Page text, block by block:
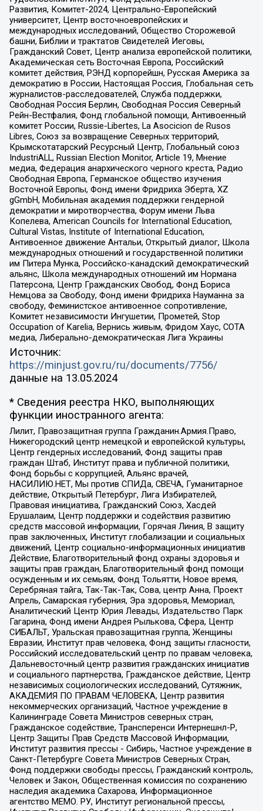
Развития, Комитет-2024, Центрально-Европейский
университет, Центр восточноевропейских и
международных исследований, Общество Сторожевой
башни, Библии и трактатов Свидетелей Иеговы,
Гражданский Совет, Центр анализа европейской политики,
Академическая сеть Восточная Европа, Российский
комитет действия, РЭНД корпорейшн, Русская Америка за
демократию в России, Настоящая Россия, Глобальная сеть
журналистов-расследователей, Служба поддержки,
Свободная Россия Берлин, Свободная Россия Северный
Рейн-Вестфалия, Фонд глобальной помощи, Антивоенный
комитет России, Russie-Libertes, La Asocicion de Rusos
Libres, Союз за возвращение Северных территорий,
Крымскотатарский Ресурсный Центр, Глобальный союз
IndustriALL, Russian Election Monitor, Article 19, Мнение
медиа, Федерация анархического черного креста, Радио
Свободная Европа, Германское общество изучения
Восточной Европы, Фонд имени Фридриха Эберта, XZ
gGmbH, Мобильная академия поддержки гендерной
демократии и миротворчества, Форум имени Льва
Копелева, American Councils for International Education,
Cultural Vistas, Institute of International Education,
Антивоенное движение Антальи, Открытый диалог, Школа
международных отношений и государственной политики
им Питера Мунка, Российско-канадский демократический
альянс, Школа международных отношений им Нормана
Патерсона, Центр Гражданских Свобод, Фонд Бориса
Немцова за Свободу, Фонд имени Фридриха Науманна за
свободу, Феминистское антивоенное сопротивление,
Комитет независимости Ингушетии, Прометей, Stop
Occupation of Karelia, Вернись живым, Фридом Хаус, СОТА
медиа, Либерально-демократическая Лига Украины
Источник:
https://minjust.gov.ru/ru/documents/7756/
данные на 13.05.2024
* Сведения реестра НКО, выполняющих
функции иностранного агента:
Лилит, Правозащитная группа Гражданин.Армия.Право,
Нижегородский центр немецкой и европейской культуры,
Центр гендерных исследований, Фонд защиты прав
граждан Штаб, Институт права и публичной политики,
Фонд борьбы с коррупцией, Альянс врачей,
НАСИЛИЮ.НЕТ, Мы против СПИДа, СВЕЧА, Гуманитарное
действие, Открытый Петербург, Лига Избирателей,
Правовая инициатива, Гражданский Союз, Хасдей
Ерушалаим, Центр поддержки и содействия развитию
средств массовой информации, Горячая Линия, В защиту
прав заключенных, Институт глобализации и социальных
движений, Центр социально-информационных инициатив
Действие, Благотворительный фонд охраны здоровья и
защиты прав граждан, Благотворительный фонд помощи
осужденным и их семьям, Фонд Тольятти, Новое время,
Серебряная тайга, Так-Так-Так, Сова, центр Анна, Проект
Апрель, Самарская губерния, Эра здоровья, Мемориал,
Аналитический Центр Юрия Левады, Издательство Парк
Гагарина, Фонд имени Андрея Рылькова, Сфера, Центр
СИБАЛЬТ, Уральская правозащитная группа, Женщины
Евразии, Институт прав человека, Фонд защиты гласности,
Российский исследовательский центр по правам человека,
Дальневосточный центр развития гражданских инициатив
и социального партнерства, Гражданское действие, Центр
независимых социологических исследований, Сутяжник,
АКАДЕМИЯ ПО ПРАВАМ ЧЕЛОВЕКА, Центр развития
некоммерческих организаций, Частное учреждение в
Калининграде Совета Министров северных стран,
Гражданское содействие, Трансперенси Интернешнл-Р,
Центр Защиты Прав Средств Массовой Информации,
Институт развития прессы - Сибирь, Частное учреждение в
Санкт-Петербурге Совета Министров Северных Стран,
Фонд поддержки свободы прессы, Гражданский контроль,
Человек и Закон, Общественная комиссия по сохранению
наследия академика Сахарова, Информационное
агентство МЕМО. РУ, Институт региональной прессы,